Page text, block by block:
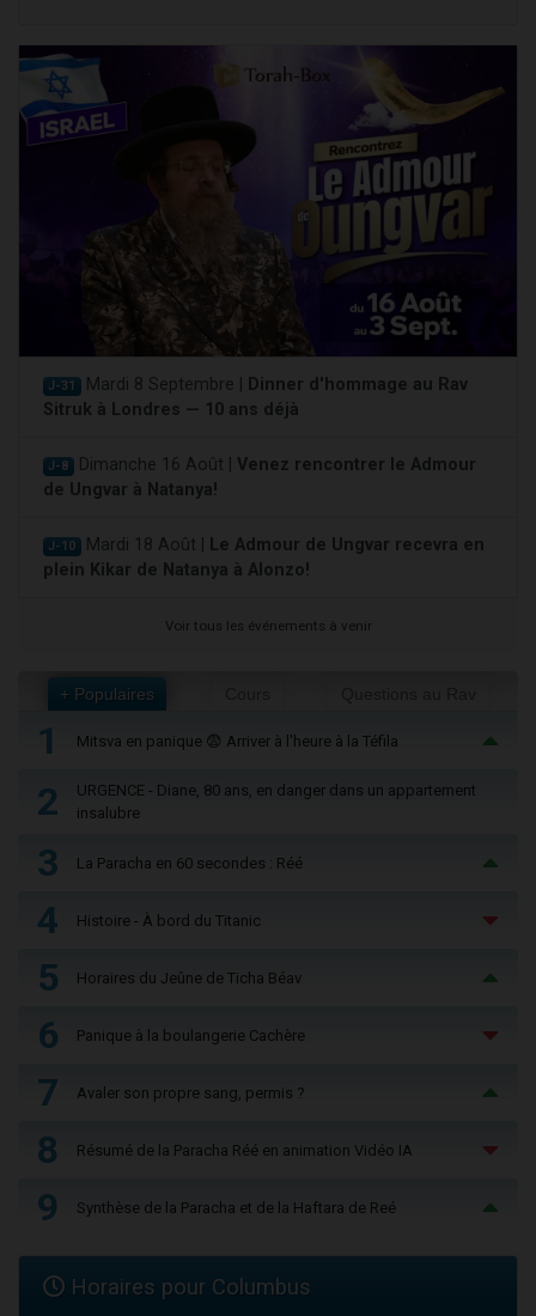
J-31 Mardi 8 Septembre |
Dinner d'hommage au Rav
Sitruk à Londres — 10 ans déjà
J-8 Dimanche 16 Août | Venez rencontrer le Admour
de Ungvar à Natanya!
J-10 Mardi 18 Août |
Le Admour de Ungvar recevra en
plein Kikar de Natanya à Alonzo!
Voir tous les événements à venir
+ Populaires
1 Mitsva en panique 😨 Arriver à l'heure à la Téfila
2
URGENCE - Diane, 80 ans, en danger dans un appartement
insalubre
3 La Paracha en 60 secondes : Réé
4 Histoire - À bord du Titanic
5 Horaires du Jeûne de Ticha Béav
6 Panique à la boulangerie Cachère
7 Avaler son propre sang, permis ?
8 Résumé de la Paracha Réé en animation Vidéo IA
9 Synthèse de la Paracha et de la Haftara de Reé
Horaires pour Columbus